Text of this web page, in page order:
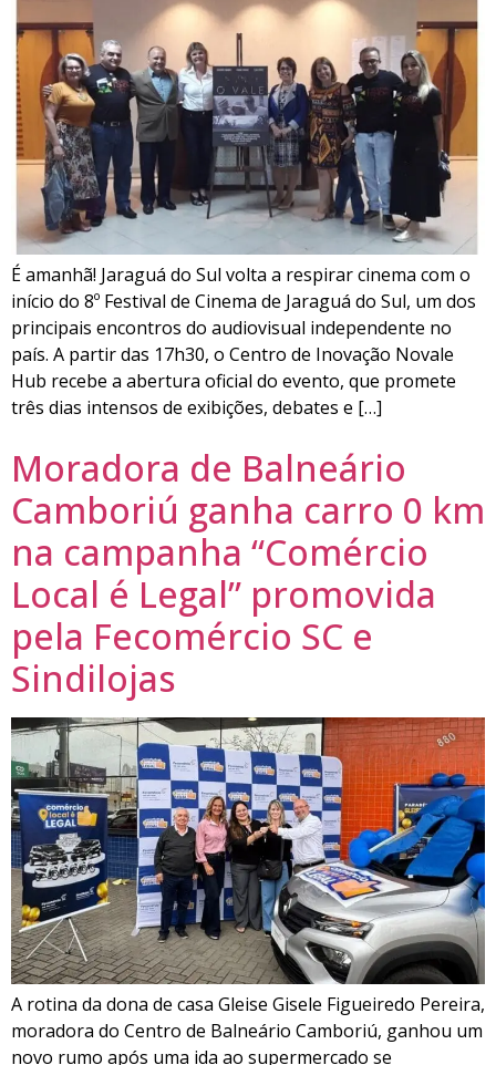
É amanhã! Jaraguá do Sul volta a respirar cinema com o
início do 8º Festival de Cinema de Jaraguá do Sul, um dos
principais encontros do audiovisual independente no
país. A partir das 17h30, o Centro de Inovação Novale
Hub recebe a abertura oficial do evento, que promete
três dias intensos de exibições, debates e […]
Moradora de Balneário
Camboriú ganha carro 0 km
na campanha “Comércio
Local é Legal” promovida
pela Fecomércio SC e
Sindilojas
A rotina da dona de casa Gleise Gisele Figueiredo Pereira,
moradora do Centro de Balneário Camboriú, ganhou um
novo rumo após uma ida ao supermercado se